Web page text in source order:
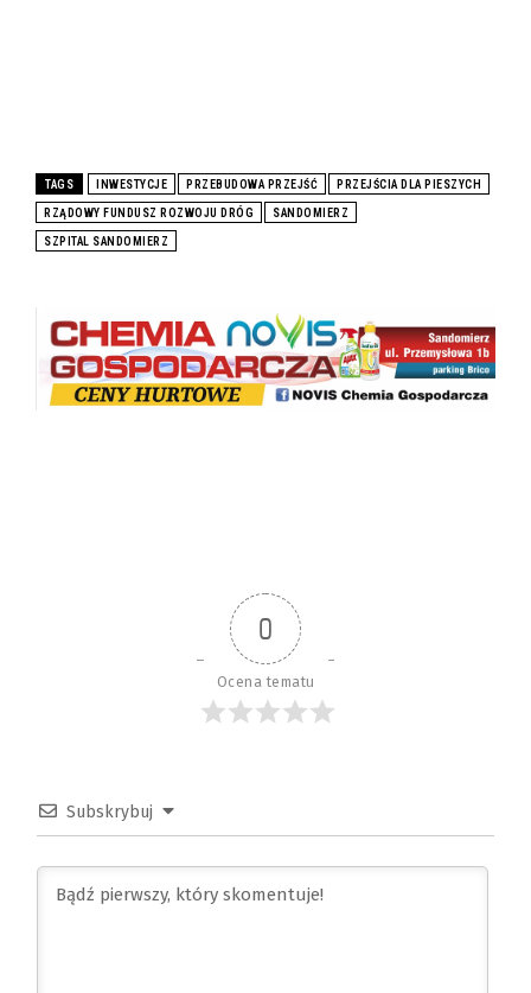
TAGS INWESTYCJE PRZEBUDOWA PRZEJŚĆ PRZEJŚCIA DLA PIESZYCH
RZĄDOWY FUNDUSZ ROZWOJU DRÓG SANDOMIERZ
SZPITAL SANDOMIERZ
0
Ocena tematu
Subskrybuj